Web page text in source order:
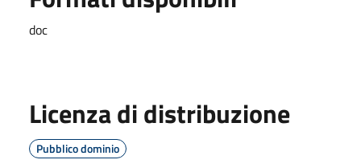
doc
Licenza di distribuzione
Pubblico dominio